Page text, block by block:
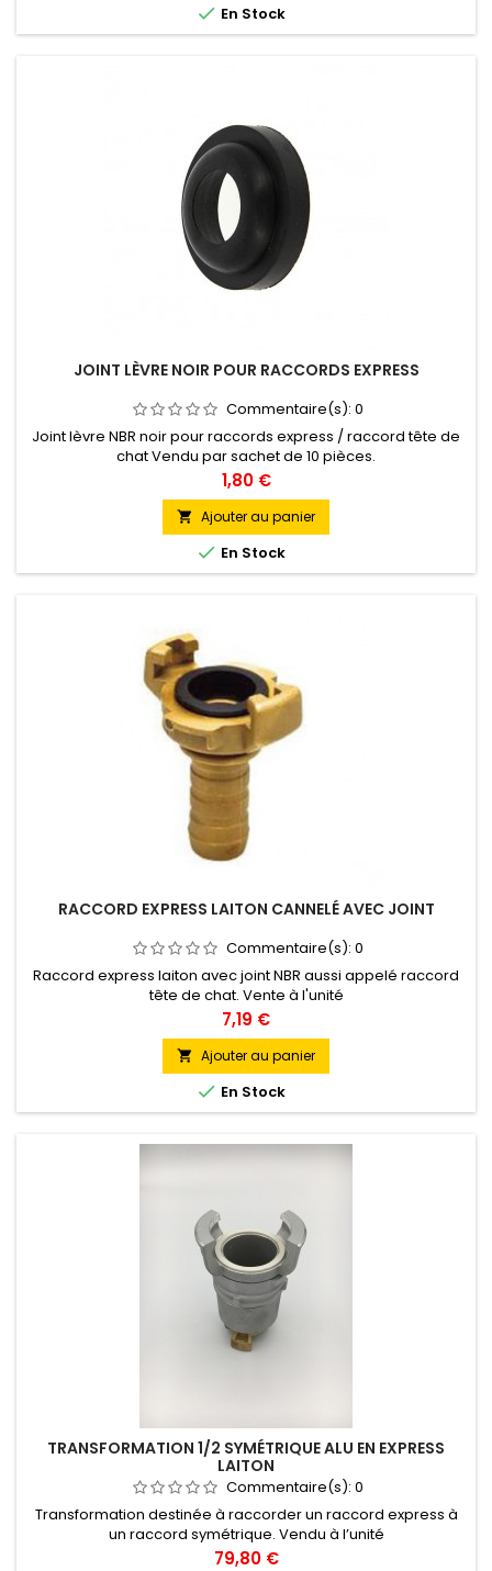
 En Stock
JOINT LÈVRE NOIR POUR RACCORDS EXPRESS
Commentaire(s): 0
Joint lèvre NBR noir pour raccords express / raccord tête de
chat Vendu par sachet de 10 pièces.
Prix
1,80 €
 Ajouter au panier
 En Stock
RACCORD EXPRESS LAITON CANNELÉ AVEC JOINT
Commentaire(s): 0
Raccord express laiton avec joint NBR aussi appelé raccord
tête de chat. Vente à l'unité
Prix
7,19 €
 Ajouter au panier
 En Stock
TRANSFORMATION 1/2 SYMÉTRIQUE ALU EN EXPRESS
LAITON
Commentaire(s): 0
Transformation destinée à raccorder un raccord express à
un raccord symétrique. Vendu à l’unité
Prix
79,80 €